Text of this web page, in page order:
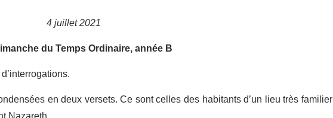
4 juillet 2021
du Temps Ordinaire, année B
en deux versets. Ce sont celles des habitants d’un lieu très familier